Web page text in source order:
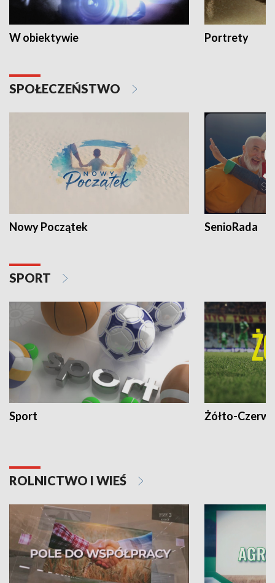
W obiektywie Portrety
SPOŁECZEŃSTWO
Nowy Początek SenioRada
SPORT
Sport Żółto-
ROLNICTWO I WIEŚ